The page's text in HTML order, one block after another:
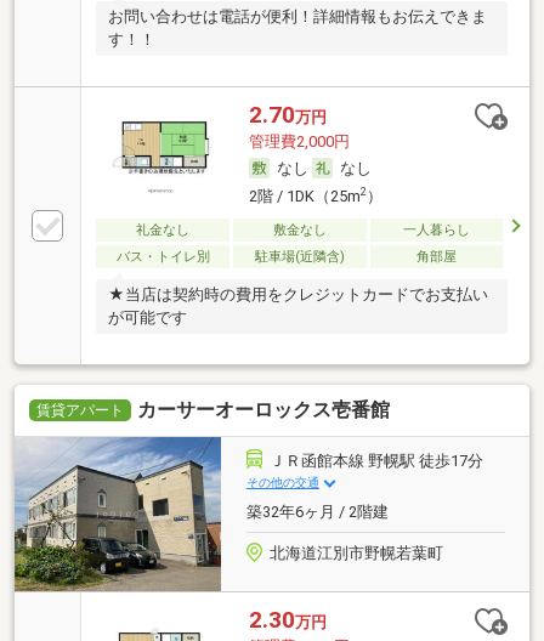
お問い合わせは電話が便利！詳細情報もお伝えできま
す！！
2.70万円
管理費2,000円
なし
なし
2階 / 1DK（25m2）
礼金なし 敷金なし
一人暮らし
バス・トイレ別
駐車場(近隣含) 角部屋
★当店は契約時の費用をクレジットカードでお支払い
が可能です
賃貸アパート カーサーオーロックス壱番館
ＪＲ函館本線 野幌駅 徒歩17分
その他の交通
築32年6ヶ月 / 2階建
北海道江別市野幌若葉町
2.30万円